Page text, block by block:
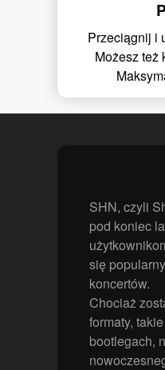
Przeciągnij i
Możesz też
SHN, czyli
pod koniec
się
koncertów.
Chociaż
formaty,
bootlegach,